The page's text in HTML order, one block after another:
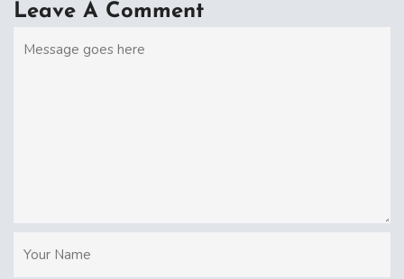
Leave A Comment